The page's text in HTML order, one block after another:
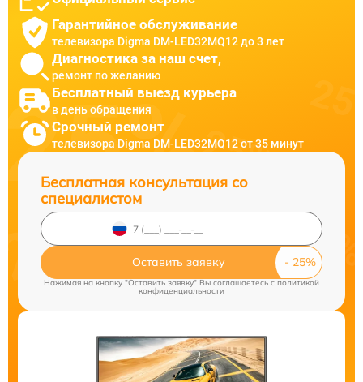
Гарантийное обслуживание
телевизора Digma DM-LED32MQ12 до 3 лет
Диагностика за наш счет,
ремонт по желанию
Бесплатный выезд курьера
в день обращения
Срочный ремонт
телевизора Digma DM-LED32MQ12 от 35 минут
Бесплатная консультация со
специалистом
Оставить заявку
Нажимая на кнопку "Оставить заявку" Вы соглашаетесь c политикой
конфиденциальности